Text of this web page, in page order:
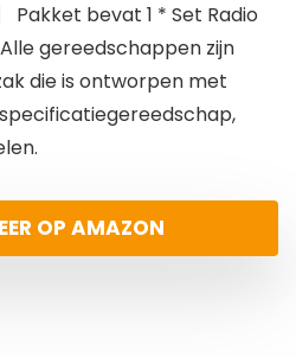
Pakket bevat 1 * Set Radio
gereedschappen zijn
die is ontworpen met
OP AMAZON